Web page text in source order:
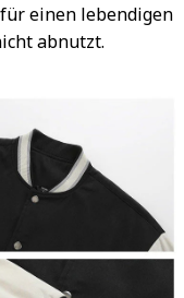
einen lebendigen
abnutzt.